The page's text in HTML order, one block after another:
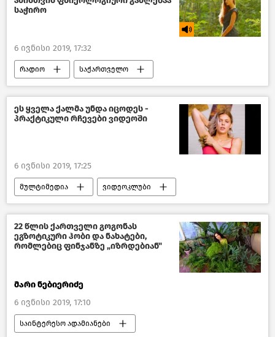
საჭირო
6 ივნისი 2019, 17:32
რადიო საქართველო
ეს ყველა ქალმა უნდა იცოდეს -
პრაქტიკული რჩევები ვიდეოში
6 ივნისი 2019, 17:25
მულტიმედია ვიდეოკლუბი
სახალისო და საინტერესო ვიდეოები
22 წლის ქართველი გოგონას
ეგზოტიკური ჰობი და ნახატები,
რომლებიც ფინჯანზე „იზრდებიან"
მარი ნებიერიძე
6 ივნისი 2019, 17:10
საინტერესო ადამიანები